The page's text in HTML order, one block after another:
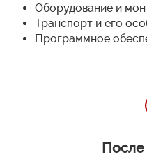
Оборудование и
Транспорт и его
Программное
После